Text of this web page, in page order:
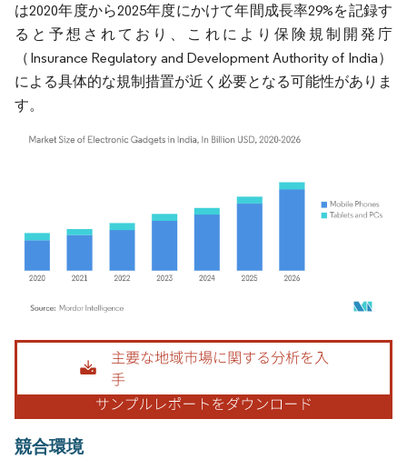
は2020年度から2025年度にかけて年間成長率29%を記録す
ると予想されており、これにより保険規制開発庁
（Insurance Regulatory and Development Authority of India）
による具体的な規制措置が近く必要となる可能性がありま
す。
画像 © Mordor Intelligence。再利用にはCC BY 4.0の表示が必要です。
競合環境